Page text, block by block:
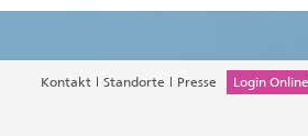
Kontakt Standorte Presse Login